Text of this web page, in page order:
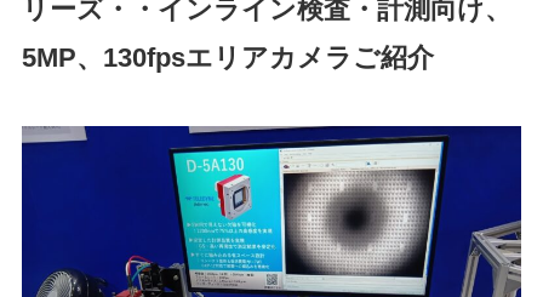
リーズ・・インライン検査・計測向け、
5MP、130fpsエリアカメラご紹介